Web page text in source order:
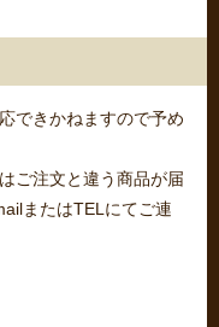
できかねますので予め
ご注文と違う商品が届
またはTELにてご連